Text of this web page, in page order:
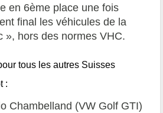
en 6ème place une fois
final les véhicules de la
», hors des normes VHC.
tous les autres Suisses
:
Chambelland (VW Golf GTI)